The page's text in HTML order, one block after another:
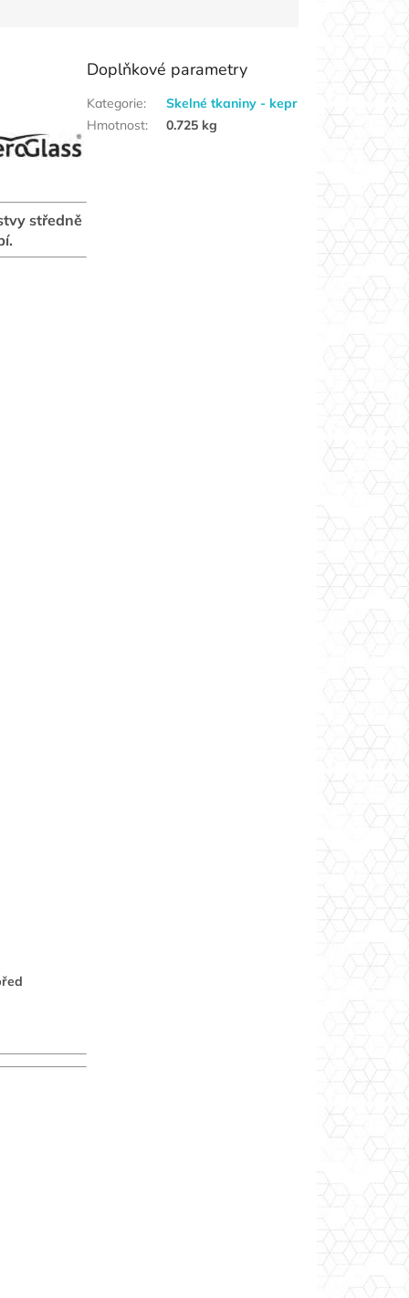
středně
Doplňkové parametry
Kategorie:
Skelné tkaniny - kepr
Hmotnost: 0.725 kg